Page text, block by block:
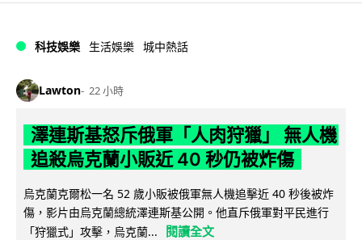
科技娛樂 生活娛樂 城中熱話
Lawton 22 小時
澤連斯基怒斥俄軍「人肉狩獵」 無人機
追殺烏克蘭小販近 40 秒仍被炸傷
烏克蘭克爾松一名 52 歲小販被俄軍無人機追擊近 40 秒後被炸
傷，影片由烏克蘭總統澤連斯基公開。他直斥俄軍對平民進行
「狩獵式」攻擊，烏克蘭...
閱讀全文